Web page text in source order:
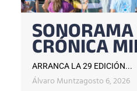
CRÓNICA
ARRANCA LA 29 EDICIÓN...
Álvaro Muntzagosto 6, 2026